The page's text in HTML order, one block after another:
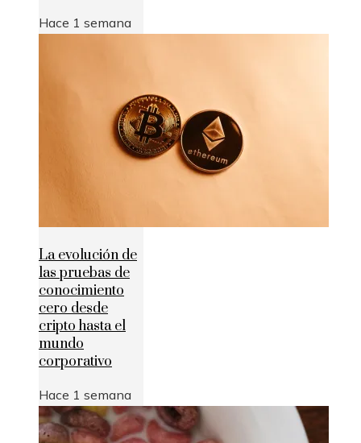
Hace 1 semana
La evolución de
las pruebas de
conocimiento
cero desde
cripto hasta el
mundo
corporativo
Hace 1 semana